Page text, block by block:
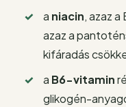
a niacin, azaz
azaz a
kifáradás
a B6-vitamin
glikogén-